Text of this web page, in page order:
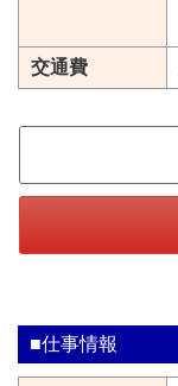
交通費
■仕事情報